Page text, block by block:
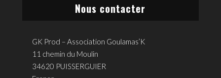
Nous contacter
GK Prod – Association Goulamas’K
11 chemin du Moulin
34620 PUISSERGUIER